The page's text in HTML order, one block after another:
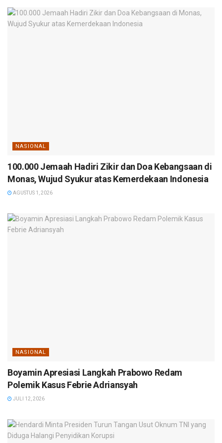
NASIONAL
100.000 Jemaah Hadiri Zikir dan Doa Kebangsaan di
Monas, Wujud Syukur atas Kemerdekaan Indonesia
AGUSTUS 1, 2026
NASIONAL
Boyamin Apresiasi Langkah Prabowo Redam
Polemik Kasus Febrie Adriansyah
JULI 12, 2026